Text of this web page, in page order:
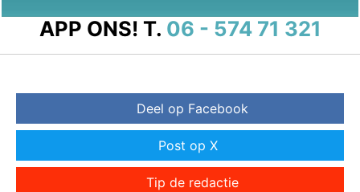
APP ONS! T. 06 - 574 71 321
Deel op Facebook
Post op X
Tip de redactie